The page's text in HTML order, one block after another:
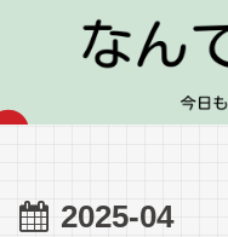
2025-04